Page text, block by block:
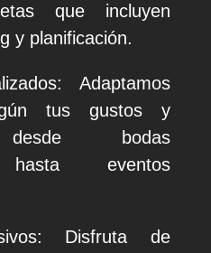
que incluyen
y planificación.
Adaptamos
tus gustos y
desde bodas
hasta eventos
Disfruta de